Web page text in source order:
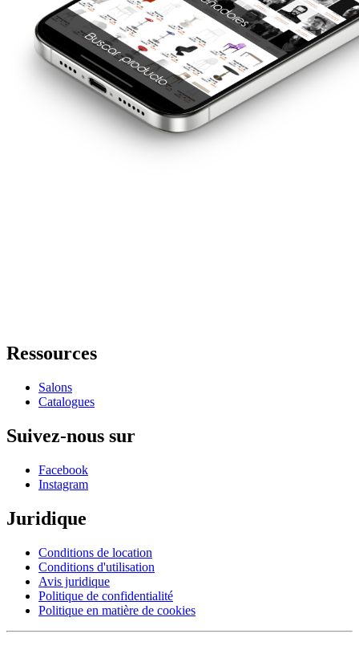
Ressources
Salons
Catalogues
Suivez-nous sur
Facebook
Instagram
Juridique
Conditions de location
Conditions d'utilisation
Avis juridique
Politique de confidentialité
Politique en matière de cookies